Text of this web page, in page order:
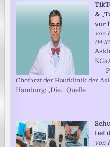
&
vor
von
04:35
– –
Chefarzt der Hautklinik der
Hamburg: „Die... Quelle
tief
von